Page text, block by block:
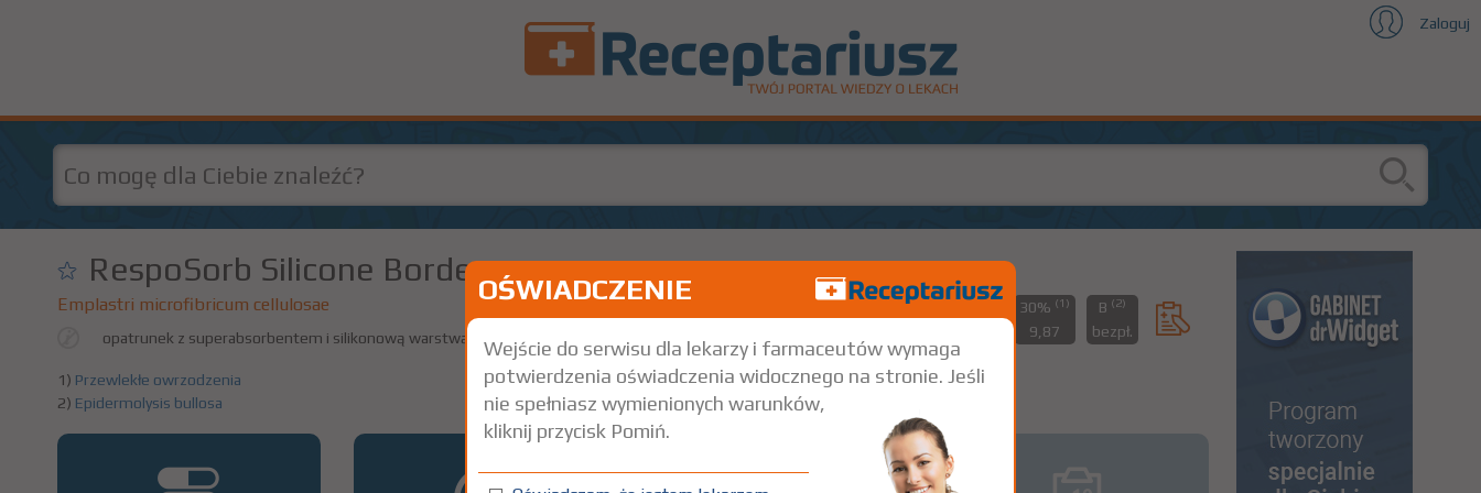
Zaloguj
RespoSorb Silicone Border
Emplastri microfibricum cellulosae
opatrunek z superabsorbentem i silikonową warstwą kontaktową 17,5x17,5 cm
WM
30% (1)
9,87
B (2)
bezpł.
1) Przewlekłe owrzodzenia
2) Epidermolysis bullosa
OŚWIADCZENIE
Wejście do serwisu dla lekarzy i farmaceutów wymaga
potwierdzenia oświadczenia widocznego na stronie. Jeśli
nie spełniasz wymienionych warunków,
kliknij przycisk Pomiń.